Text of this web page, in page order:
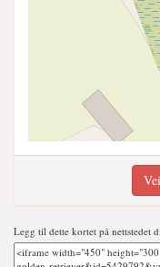
Legg til dette kortet på nettstedet